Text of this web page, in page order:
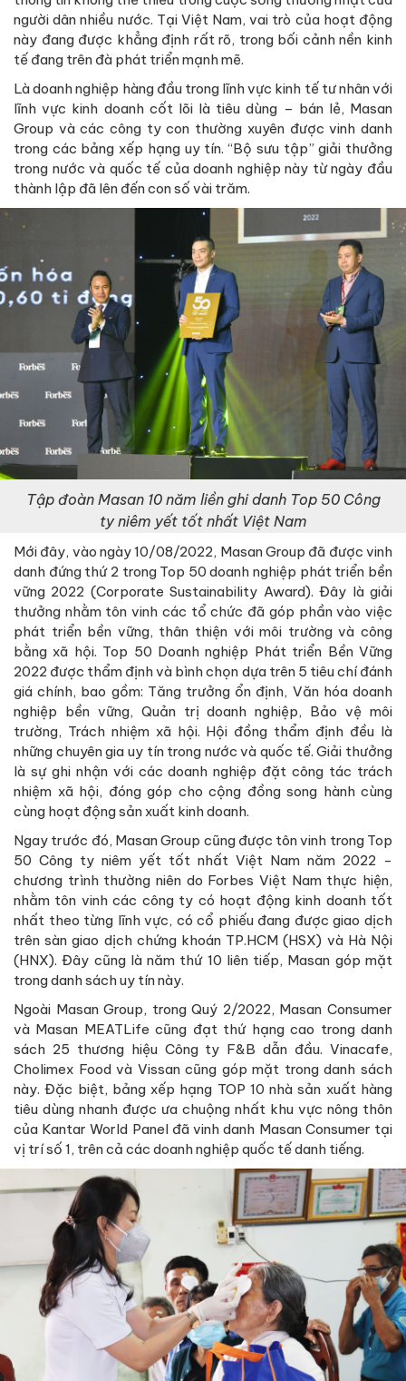
người dân nhiều nước. Tại Việt Nam, vai trò của hoạt động
này đang được khẳng định rất rõ, trong bối cảnh nền kinh
tế đang trên đà phát triển mạnh mẽ.
Là doanh nghiệp hàng đầu trong lĩnh vực kinh tế tư nhân với
lĩnh vực kinh doanh cốt lõi là tiêu dùng – bán lẻ, Masan
Group và các công ty con thường xuyên được vinh danh
trong các bảng xếp hạng uy tín. “Bộ sưu tập” giải thưởng
trong nước và quốc tế của doanh nghiệp này từ ngày đầu
thành lập đã lên đến con số vài trăm.
Tập đoàn Masan 10 năm liền ghi danh Top 50 Công
ty niêm yết tốt nhất Việt Nam
Mới đây, vào ngày 10/08/2022, Masan Group đã được vinh
danh đứng thứ 2 trong Top 50 doanh nghiệp phát triển bền
vững 2022 (Corporate Sustainability Award). Đây là giải
thưởng nhằm tôn vinh các tổ chức đã góp phần vào việc
phát triển bền vững, thân thiện với môi trường và công
bằng xã hội. Top 50 Doanh nghiệp Phát triển Bền Vững
2022 được thẩm định và bình chọn dựa trên 5 tiêu chí đánh
giá chính, bao gồm: Tăng trưởng ổn định, Văn hóa doanh
nghiệp bền vững, Quản trị doanh nghiệp, Bảo vệ môi
trường, Trách nhiệm xã hội. Hội đồng thẩm định đều là
những chuyên gia uy tín trong nước và quốc tế. Giải thưởng
là sự ghi nhận với các doanh nghiệp đặt công tác trách
nhiệm xã hội, đóng góp cho cộng đồng song hành cùng
cùng hoạt động sản xuất kinh doanh.
Ngay trước đó, Masan Group cũng được tôn vinh trong Top
50 Công ty niêm yết tốt nhất Việt Nam năm 2022 -
chương trình thường niên do Forbes Việt Nam thực hiện,
nhằm tôn vinh các công ty có hoạt động kinh doanh tốt
nhất theo từng lĩnh vực, có cổ phiếu đang được giao dịch
trên sàn giao dịch chứng khoán TP.HCM (HSX) và Hà Nội
(HNX). Đây cũng là năm thứ 10 liên tiếp, Masan góp mặt
trong danh sách uy tín này.
Ngoài Masan Group, trong Quý 2/2022, Masan Consumer
và Masan MEATLife cũng đạt thứ hạng cao trong danh
sách 25 thương hiệu Công ty F&B dẫn đầu. Vinacafe,
Cholimex Food và Vissan cũng góp mặt trong danh sách
này. Đặc biệt, bảng xếp hạng TOP 10 nhà sản xuất hàng
tiêu dùng nhanh được ưa chuộng nhất khu vực nông thôn
của Kantar World Panel đã vinh danh Masan Consumer tại
vị trí số 1, trên cả các doanh nghiệp quốc tế danh tiếng.